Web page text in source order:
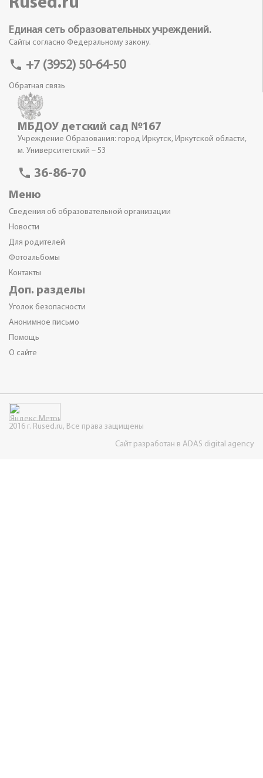
Единая сеть образовательных учреждений.
Сайты согласно Федеральному закону.
phone +7 (3952) 50-64-50
Обратная связь
МБДОУ детский сад №167
Учреждение Образования: город Иркутск, Иркутской области,
м. Университетский – 53
phone 36-86-70
Меню
Сведения об образовательной организации
Новости
Для родителей
Фотоальбомы
Контакты
Доп. разделы
Уголок безопасности
Анонимное письмо
Помощь
О сайте
2016 г. Rused.ru, Все права защищены
Сайт разработан в ADAS digital agency